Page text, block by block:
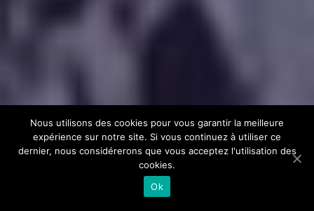
Nous utilisons des cookies pour vous garantir la meilleure
expérience sur notre site. Si vous continuez à utiliser ce
dernier, nous considérerons que vous acceptez l'utilisation des
cookies.
Ok